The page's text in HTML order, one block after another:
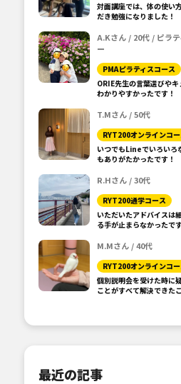
対面講座では、体の使い
だき勉強になりました！
A.Kさん / 20代 / ピラ
ー
PMAピラティスコース
ORIE先生の言葉選びや
わかりやすかったです！
T.Mさん / 50代
RYT200オンラインコ
いつでもLineでいろいろ
もありがたかったです！
R.Hさん / 30代
RYT200通学コース
いただいたアドバイスは
る手が止まらなかったで
M.Mさん / 40代
RYT200オンラインコ
個別説明会を受けた時に
ことがすべて解決できた
最近の記事